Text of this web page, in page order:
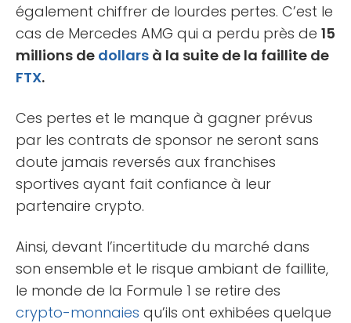
également chiffrer de lourdes pertes. C’est le
cas de Mercedes AMG qui a perdu près de 15
millions de dollars à la suite de la faillite de
FTX.
Ces pertes et le manque à gagner prévus
par les contrats de sponsor ne seront sans
doute jamais reversés aux franchises
sportives ayant fait confiance à leur
partenaire crypto.
Ainsi, devant l’incertitude du marché dans
son ensemble et le risque ambiant de faillite,
le monde de la Formule 1 se retire des
crypto-monnaies qu’ils ont exhibées quelque